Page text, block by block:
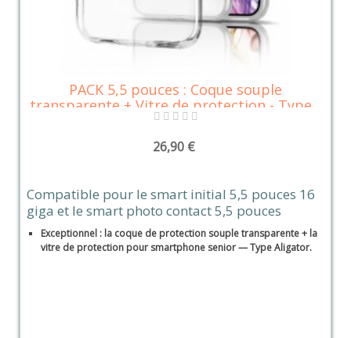
PACK 5,5 pouces : Coque souple
transparente + Vitre de protection - Type...
26,90 €
Compatible pour le smart initial 5,5 pouces 16
giga et le smart photo contact 5,5 pouces
Exceptionnel : la coque de protection souple transparente + la
vitre de protection pour smartphone senior — Type Aligator.